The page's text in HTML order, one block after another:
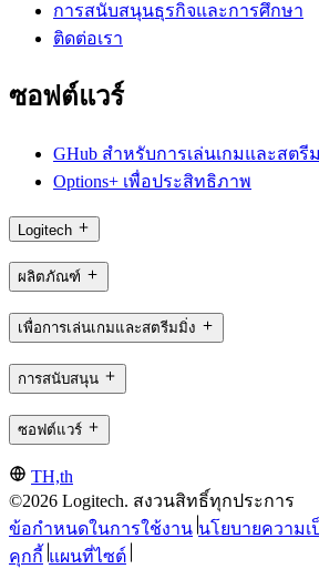
การสนับสนุนธุรกิจและการศึกษา
ติดต่อเรา
ซอฟต์แวร์
GHub สำหรับการเล่นเกมและสตรี
Options+ เพื่อประสิทธิภาพ
Logitech
ผลิตภัณฑ์
เพื่อการเล่นเกมและสตรีมมิ่ง
การสนับสนุน
ซอฟต์แวร์
TH,th
©2026 Logitech. สงวนสิทธิ์ทุกประการ
ข้อกำหนดในการใช้งาน นโยบายความเ
คุกกี้ แผนที่ไซต์